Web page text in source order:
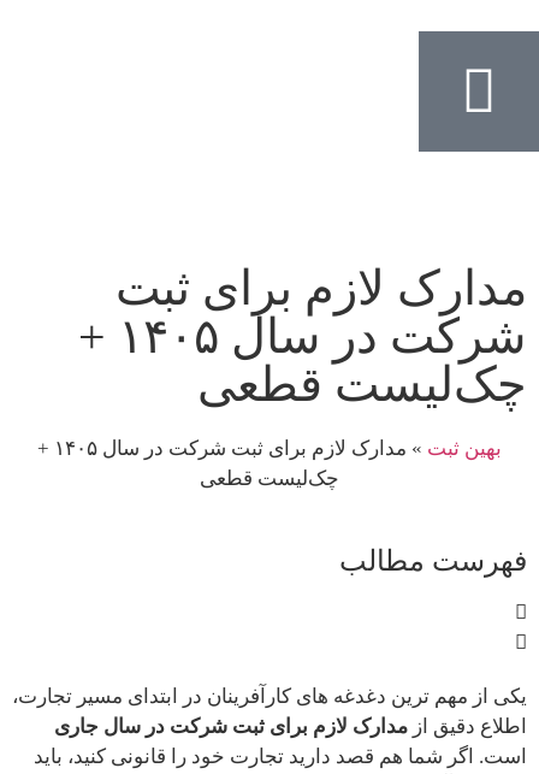
مدارک لازم برای ثبت
شرکت در سال ۱۴۰۵ +
چک‌لیست قطعی
بهین ثبت »
مدارک لازم برای ثبت شرکت در سال ۱۴۰۵ +
چک‌لیست قطعی
فهرست مطالب
یکی از مهم ترین دغدغه های کارآفرینان در ابتدای مسیر تجارت،
اطلاع دقیق از مدارک لازم برای ثبت شرکت در سال جاری
است. اگر شما هم قصد دارید تجارت خود را قانونی کنید، باید